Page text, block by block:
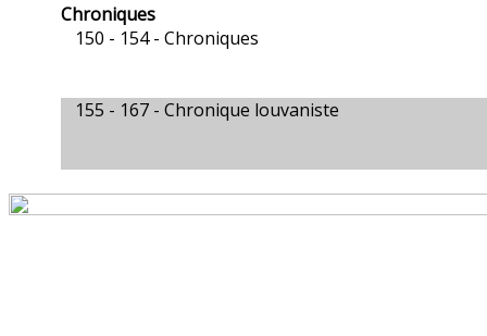
Chroniques
150 - 154 - Chroniques
155 - 167 - Chronique louvaniste